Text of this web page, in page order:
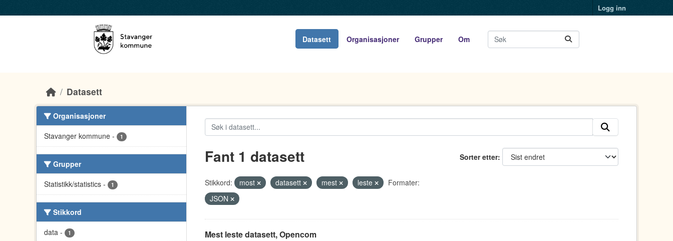
Logg inn
Datasett Organisasjoner Grupper Om
Datasett
Organisasjoner
Stavanger kommune - 1
Grupper
Statistikk/statistics - 1
Stikkord
data - 1
Sorter etter
Fant 1 datasett
Stikkord: most datasett mest leste
Formater:
JSON
Mest leste datasett, Opencom